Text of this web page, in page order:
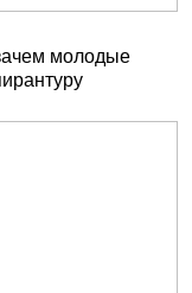
молодые